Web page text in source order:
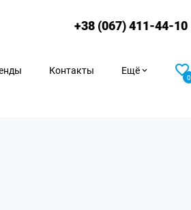
+38 (067) 411-44-10
Контакты Ещё
0